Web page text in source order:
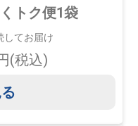
トク便1袋
してお届け
(税込)